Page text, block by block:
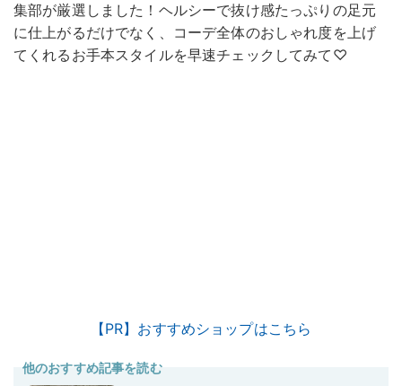
集部が厳選しました！ヘルシーで抜け感たっぷりの足元
に仕上がるだけでなく、コーデ全体のおしゃれ度を上げ
てくれるお手本スタイルを早速チェックしてみて♡
【PR】おすすめショップはこちら
他のおすすめ記事を読む